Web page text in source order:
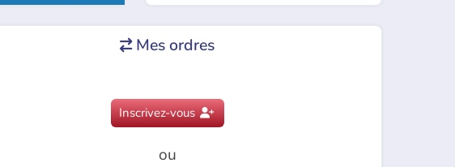
Mes ordres
Inscrivez-vous
ou